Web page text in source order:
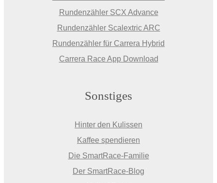
Rundenzähler SCX Advance
Rundenzähler Scalextric ARC
Rundenzähler für Carrera Hybrid
Carrera Race App Download
Sonstiges
Hinter den Kulissen
Kaffee spendieren
Die SmartRace-Familie
Der SmartRace-Blog